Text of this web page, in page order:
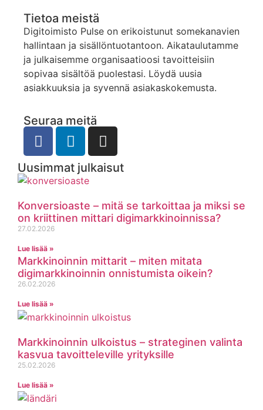
Tietoa meistä
Digitoimisto Pulse on erikoistunut somekanavien
hallintaan ja sisällöntuotantoon. Aikataulutamme
ja julkaisemme organisaatioosi tavoitteisiin
sopivaa sisältöä puolestasi. Löydä uusia
asiakkuuksia ja syvennä asiakaskokemusta.
Seuraa meitä
Uusimmat julkaisut
Konversioaste – mitä se tarkoittaa ja miksi se
on kriittinen mittari digimarkkinoinnissa?
27.02.2026
Lue lisää »
Markkinoinnin mittarit – miten mitata
digimarkkinoinnin onnistumista oikein?
26.02.2026
Lue lisää »
Markkinoinnin ulkoistus – strateginen valinta
kasvua tavoitteleville yrityksille
25.02.2026
Lue lisää »